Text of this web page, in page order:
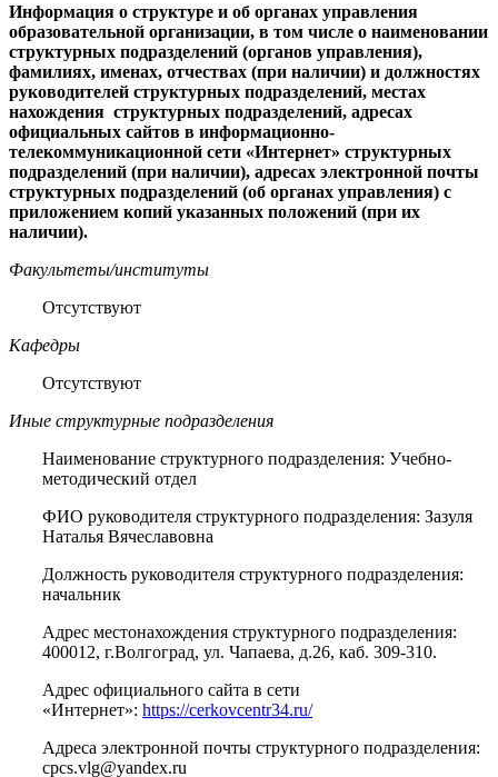
Информация о структуре и об органах управления
образовательной организации, в том числе о наименовании
структурных подразделений (органов управления),
фамилиях, именах, отчествах (при наличии) и должностях
руководителей структурных подразделений, местах
нахождения структурных подразделений, адресах
официальных сайтов в информационно-
телекоммуникационной сети «Интернет» структурных
подразделений (при наличии), адресах электронной почты
структурных подразделений (об органах управления) с
приложением копий указанных положений (при их
наличии).
Факультеты/институты
Отсутствуют
Кафедры
Отсутствуют
Иные структурные подразделения
Наименование структурного подразделения: Учебно-
методический отдел
ФИО руководителя структурного подразделения: Зазуля
Наталья Вячеславовна
Должность руководителя структурного подразделения:
начальник
Адрес местонахождения структурного подразделения:
400012, г.Волгоград, ул. Чапаева, д.26, каб. 309-310.
Адрес официального сайта в сети
«Интернет»: https://cerkovcentr34.ru/
Адреса электронной почты структурного подразделения:
cpcs.vlg@yandex.ru